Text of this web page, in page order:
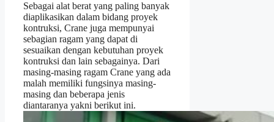
Sebagai alat berat yang paling banyak
diaplikasikan dalam bidang proyek
kontruksi, Crane juga mempunyai
sebagian ragam yang dapat di
sesuaikan dengan kebutuhan proyek
kontruksi dan lain sebagainya. Dari
masing-masing ragam Crane yang ada
malah memiliki fungsinya masing-
masing dan beberapa jenis
diantaranya yakni berikut ini.